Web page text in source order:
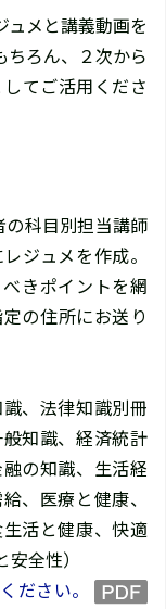
ュメと講義動画を
ちろん、２次から
てご活用くださ
の科目別担当講師
ジュメを作成。
きポイントを網
の住所にお送り
、法律知識別冊
知識、経済統計
の知識、生活経
、医療と健康、
活と健康、快適
全性）
ださい。